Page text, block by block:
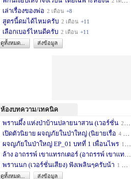
เล่าเรื่องของพ่อ 2 เดือน +8
สูตรนี้ดมได้ไหมครับ 2 เดือน +11
เลือกเบอร์ไหนดีครับ 2 เดือน +11
ดูทั้งหมด...
ส่งข้อมูล
ห้องบทความ/เทคนิค
พรานผึ้ง แห่งป่าบ้านปลายนาสวน (เวอร์ชั่น 2 เดือน
เปิดตัวนิยาย ผจญภัยในป่าใหญ่ (นิยายเรื่อ 4 เดือน
ผจญภัยในป่าใหญ่ EP_01 บทที่ 1 เพื่อนไพร 11 เดือน
ล้าง อาถรรพ์ เขาแทรกเตอร์ (อาถรรพ์ เขาแท
พรานนก (เวอร์ชั่นเสียง) ฟังเพลินๆครับน้า 1 ปี
ดูทั้งหมด...
ส่งข้อมูล